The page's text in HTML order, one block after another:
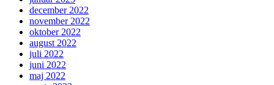
december 2022
november 2022
oktober 2022
august 2022
juli 2022
juni 2022
maj 2022